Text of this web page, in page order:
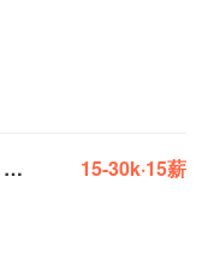
供应链专家（采购履行/主计划方向）(A178628) 15-30k·15薪